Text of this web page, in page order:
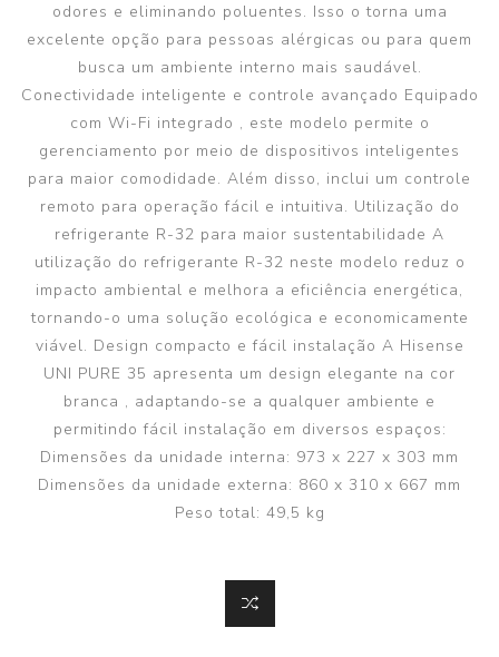
odores e eliminando poluentes. Isso o torna uma
excelente opção para pessoas alérgicas ou para quem
busca um ambiente interno mais saudável.
Conectividade inteligente e controle avançado Equipado
com Wi-Fi integrado , este modelo permite o
gerenciamento por meio de dispositivos inteligentes
para maior comodidade. Além disso, inclui um controle
remoto para operação fácil e intuitiva. Utilização do
refrigerante R-32 para maior sustentabilidade A
utilização do refrigerante R-32 neste modelo reduz o
impacto ambiental e melhora a eficiência energética,
tornando-o uma solução ecológica e economicamente
viável. Design compacto e fácil instalação A Hisense
UNI PURE 35 apresenta um design elegante na cor
branca , adaptando-se a qualquer ambiente e
permitindo fácil instalação em diversos espaços:
Dimensões da unidade interna: 973 x 227 x 303 mm
Dimensões da unidade externa: 860 x 310 x 667 mm
Peso total: 49,5 kg